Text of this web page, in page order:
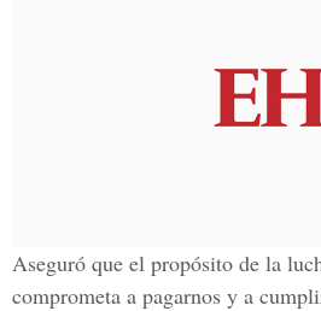
Aseguró que el propósito de la
comprometa a pagarnos y a